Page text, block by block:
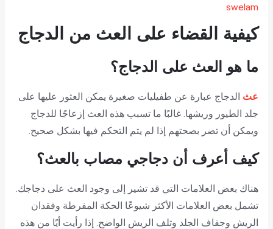
swelam
كيفية القضاء على العث من الدجاج
ما هو العث على الدجاج؟
عث الدجاج عبارة عن طفيليات صغيرة يمكن العثور عليها على
جلد الطيور وريشها. غالبًا ما تسبب هذه العث إزعاجًا للدجاج
ويمكن أن تضر بصحتهم إذا لم يتم التحكم فيها بشكل صحيح.
كيف أعرف أن دجاجي مصاب بالعث؟
هناك بعض العلامات التي قد تشير إلى وجود العث على دجاجك.
تشمل بعض العلامات الأكثر شيوعًا الحكة المفرطة وفقدان
الريش وجفاف الجلد وتلف الريش الواضح. إذا رأيت أيًا من هذه